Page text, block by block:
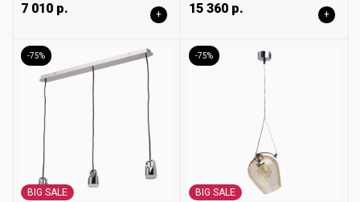
7 010 р. + 15 360 р. +
-75%
BIG SALE
-75%
BIG SALE